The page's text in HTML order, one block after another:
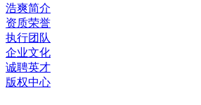
浩爽简介
资质荣誉
执行团队
企业文化
诚聘英才
版权中心